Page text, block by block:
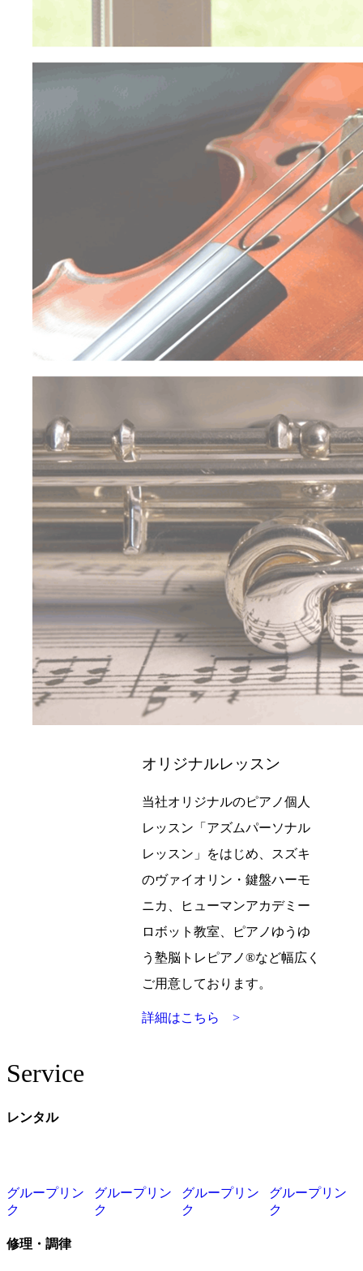
オリジナルレッスン
当社オリジナルのピアノ個人
レッスン「アズムパーソナル
レッスン」をはじめ、スズキ
のヴァイオリン・鍵盤ハーモ
ニカ、ヒューマンアカデミー
ロボット教室、ピアノゆうゆ
う塾脳トレピアノ®など幅広く
ご用意しております。
詳細はこちら >
Service
レンタル
グループリン
ク
グループリン
ク
グループリン
ク
グループリン
ク
修理・調律